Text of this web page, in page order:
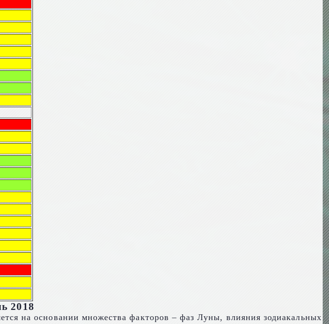
2018
на основании множества факторов – фаз Луны, влияния зодиакальных